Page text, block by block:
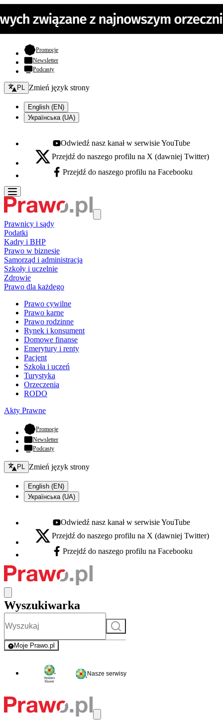
Promocje- otwiera się w nowej karcie
Newsletter
Podcasty
Zmień język - bieżący:
PL Zmień język strony
English (EN)
Українська (UA)
Youtube - otwiera się w nowej karcie
Odwiedź nasz kanał w serwisie YouTube
X - otwiera się w nowej karcie
Przejdź do naszego profilu na X (dawniej Twitter)
Facebook - otwiera się w nowej karcie
Przejdź do naszego profilu na Facebooku
Prawnicy i sądy
Podatki
Kadry i BHP
Prawo w biznesie
Samorząd i administracja
Szkoły i uczelnie
Zdrowie
Prawo dla każdego
Prawo cywilne
Prawo karne
Prawo rodzinne
Rynek i konsument
Domowe finanse
Emerytury i renty
Pacjent
Szkoła i uczeń
Turystyka
Orzeczenia
RODO
Akty Prawne
Promocje- otwiera się w nowej karcie
Newsletter
Podcasty
Zmień język - bieżący:
PL Zmień język strony
English (EN)
Українська (UA)
Youtube - otwiera się w nowej karcie
Odwiedź nasz kanał w serwisie YouTube
X - otwiera się w nowej karcie
Przejdź do naszego profilu na X (dawniej Twitter)
Facebook - otwiera się w nowej karcie
Przejdź do naszego profilu na Facebooku
Wyszukiwarka
Szukaj
Moje Prawo.pl
- rejestracja i logowanie do serwisu
Nasze serwisy